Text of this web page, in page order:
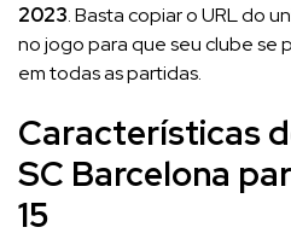
2023. Basta copiar o URL do
no jogo para que seu clube se
em todas as partidas.
Características
SC Barcelona
15